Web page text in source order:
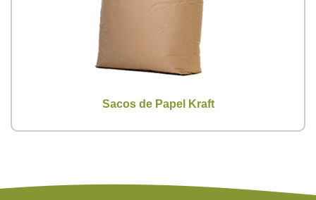
Sacos de Papel Kraft